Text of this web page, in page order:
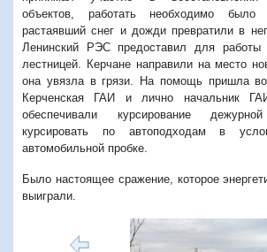
объектов, работать необходимо
растаявший снег и дожди превратили в
Ленинский РЭС предоставил для
лестницей. Керчане направили на место
она увязла в грязи. На помощь пришла
Керченская ГАИ и лично начальник
обеспечивали курсирование
курсировать по автоподходам в
автомобильной пробке.
Было настоящее сражение, которое
выиграли.